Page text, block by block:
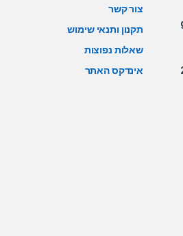
צור קשר
תקנון ותנאי שימוש
שאלות נפוצות
אינדקס האתר